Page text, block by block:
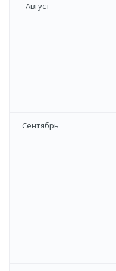
​Август
​Сентябрь